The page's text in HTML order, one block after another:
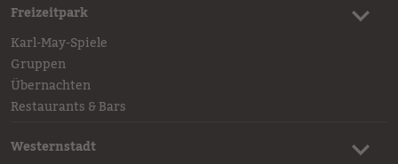
Freizeitpark
Karl-May-Spiele
Gruppen
Übernachten
Restaurants & Bars
Westernstadt